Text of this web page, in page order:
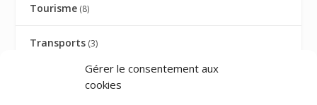
Gérer le consentement aux
cookies
Tourisme (8)
Transports (3)